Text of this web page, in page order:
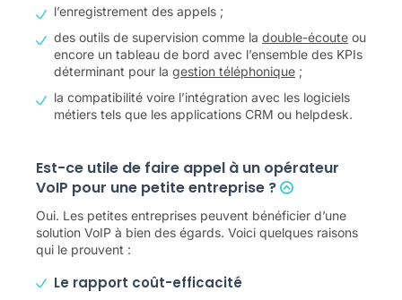
l’enregistrement des appels ;
des outils de supervision comme la double-écoute ou
encore un tableau de bord avec l’ensemble des KPIs
déterminant pour la gestion téléphonique ;
la compatibilité voire l’intégration avec les logiciels
métiers tels que les applications CRM ou helpdesk.
Est-ce utile de faire appel à un opérateur
VoIP pour une petite entreprise ?
Oui. Les petites entreprises peuvent bénéficier d’une
solution VoIP à bien des égards. Voici quelques raisons
qui le prouvent :
Le rapport coût-efficacité